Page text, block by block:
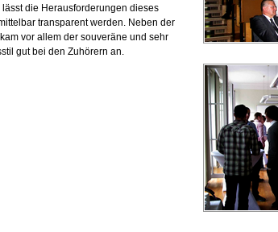
die Herausforderungen dieses
transparent werden. Neben der
vor allem der souveräne und sehr
gut bei den Zuhörern an.